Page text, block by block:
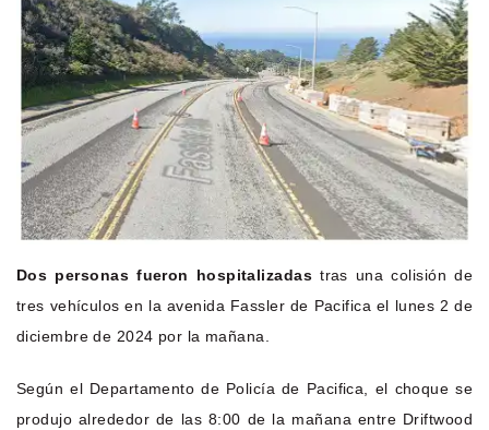
Dos personas fueron hospitalizadas tras una colisión de
tres vehículos en la avenida Fassler de Pacifica el lunes 2 de
diciembre de 2024 por la mañana.
Según el Departamento de Policía de Pacifica, el choque se
produjo alrededor de las 8:00 de la mañana entre Driftwood